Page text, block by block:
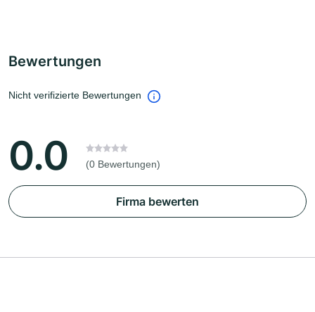
Bewertungen
Nicht verifizierte Bewertungen
0.0 (0 Bewertungen)
Firma bewerten